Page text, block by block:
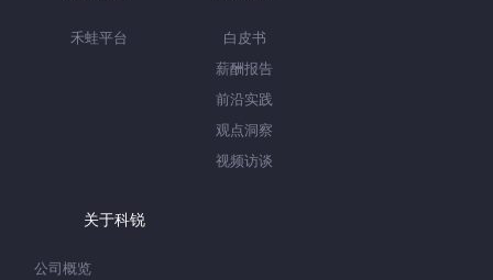
禾蛙平台
白皮书
薪酬报告
前沿实践
观点洞察
视频访谈
关于科锐
公司概览